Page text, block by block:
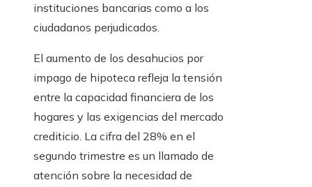
instituciones bancarias como a los
ciudadanos perjudicados.
El aumento de los desahucios por
impago de hipoteca refleja la tensión
entre la capacidad financiera de los
hogares y las exigencias del mercado
crediticio. La cifra del 28% en el
segundo trimestre es un llamado de
atención sobre la necesidad de